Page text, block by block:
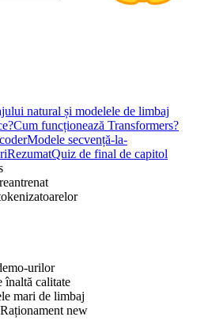
natural și modelele de limbaj
Cum funcționează Transformers?
Modele secvență-la-
RezumatQuiz de final de capitol
urilor
înaltă calitate
mari de limbaj
new